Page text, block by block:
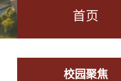
首页
校园聚焦